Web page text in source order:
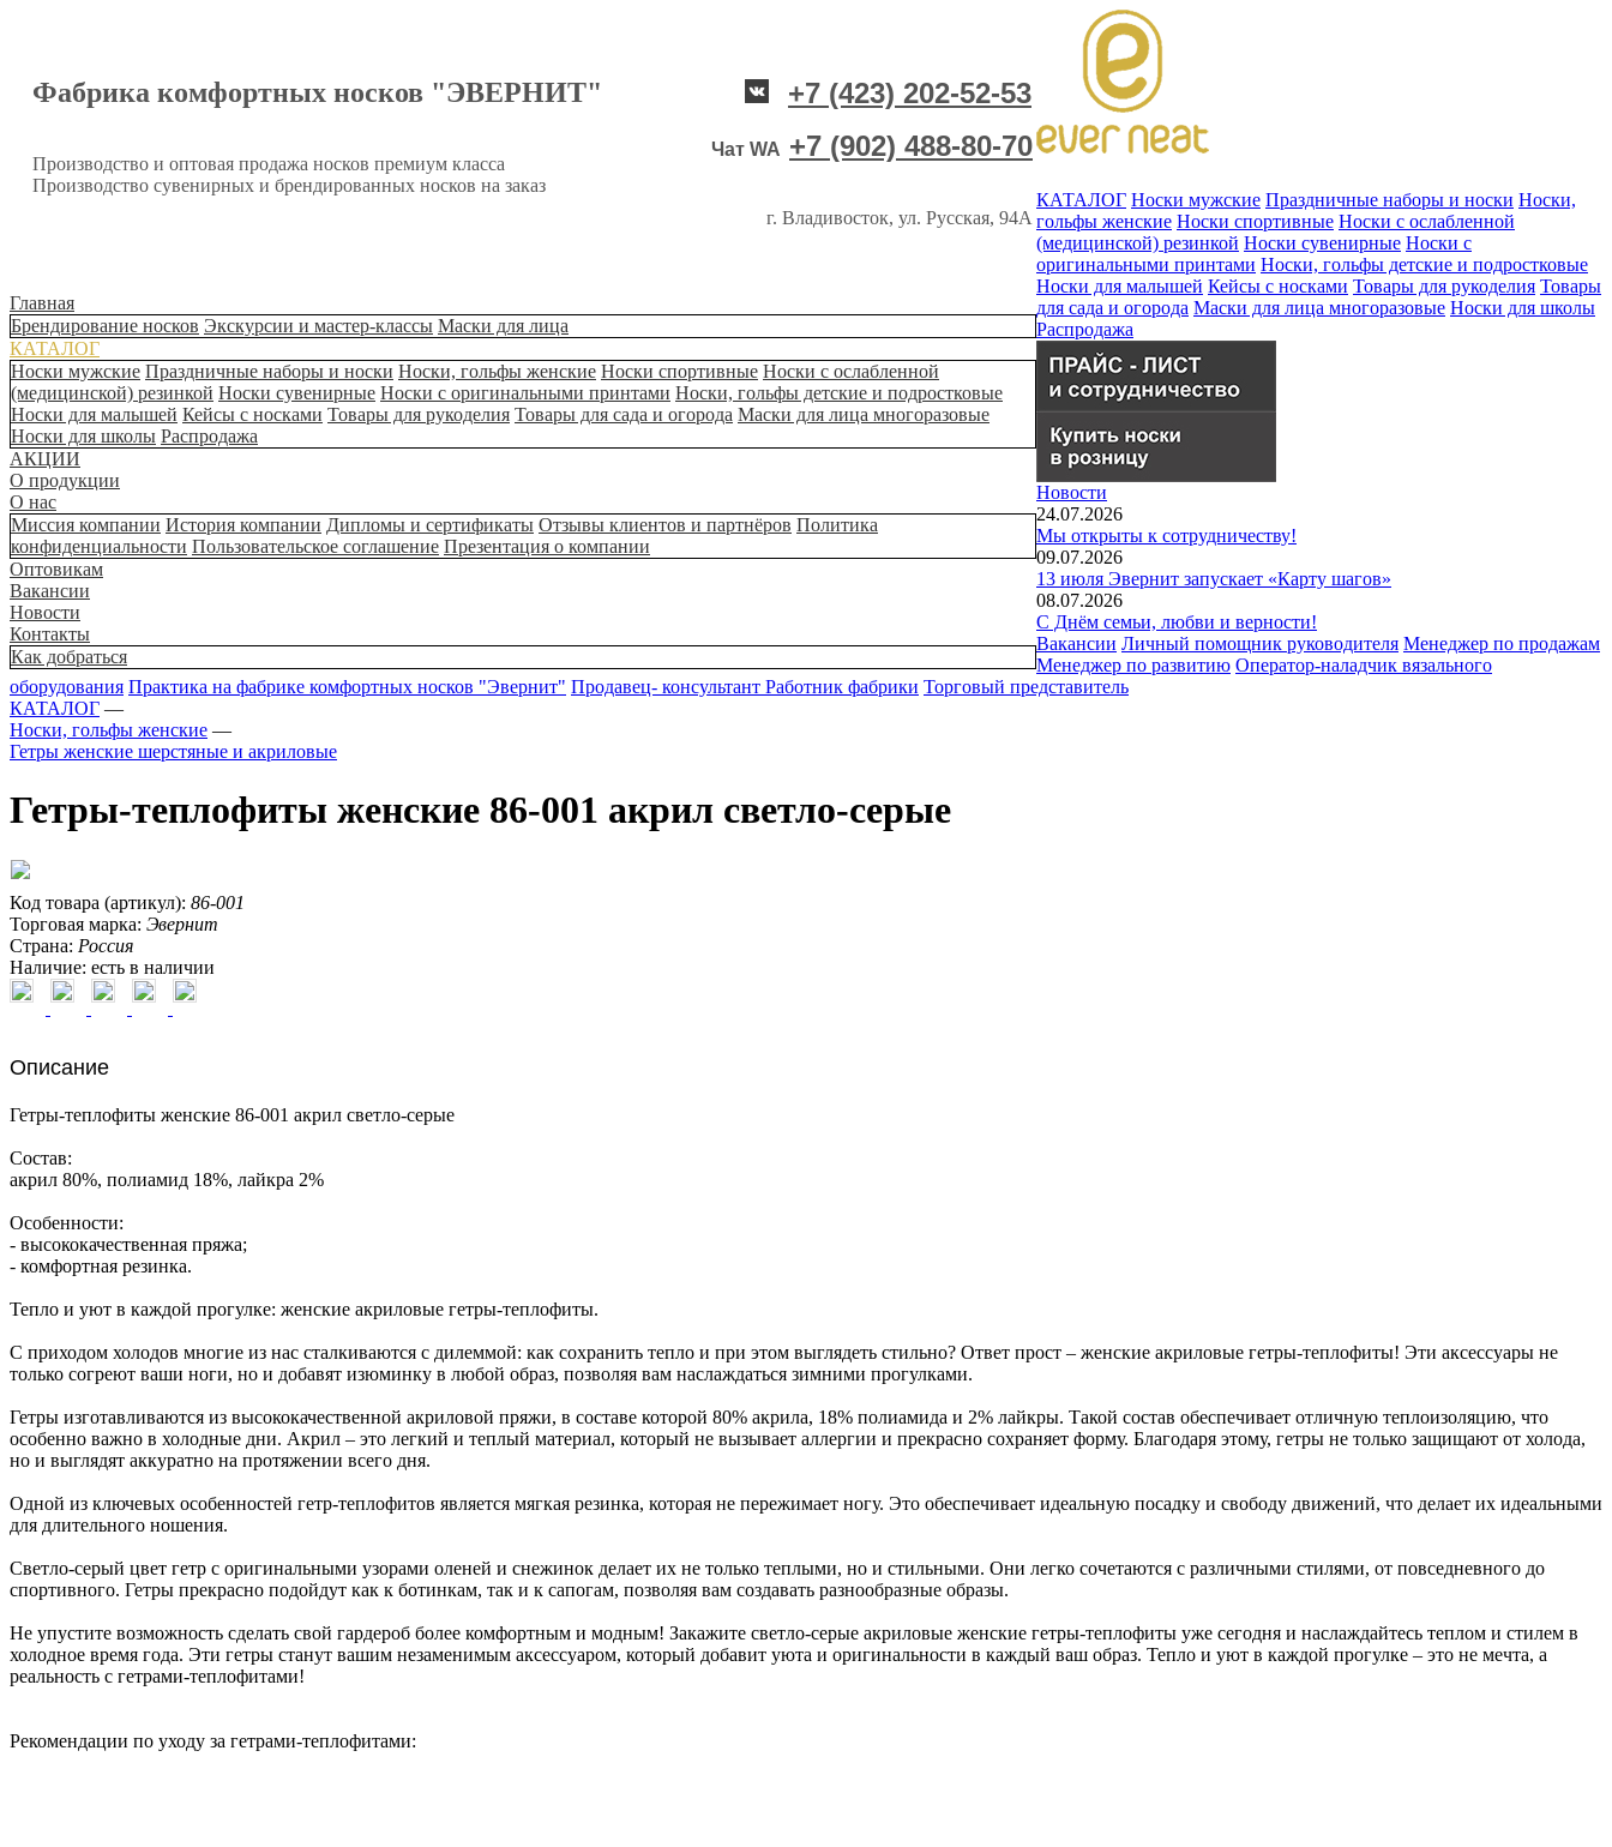
Фабрика комфортных носков "ЭВЕРНИТ"
Производство и оптовая продажа носков премиум класса
Производство сувенирных и брендированных носков на заказ
+7 (423) 202-52-53
Чат WA +7 (902) 488-80-70
г. Владивосток, ул. Русская, 94А
Главная
Брендирование носков Экскурсии и мастер-классы Маски для лица
КАТАЛОГ
Носки мужские Праздничные наборы и носки Носки, гольфы женские Носки спортивные Носки с ослабленной
(медицинской) резинкой Носки сувенирные Носки с оригинальными принтами Носки, гольфы детские и подростковые
Носки для малышей Кейсы с носками Товары для рукоделия Товары для сада и огорода Маски для лица многоразовые
Носки для школы Распродажа
АКЦИИ
О продукции
О нас
Миссия компании История компании Дипломы и сертификаты Отзывы клиентов и партнёров Политика
конфиденциальности Пользовательское соглашение Презентация о компании
Оптовикам
Вакансии
Новости
Контакты
Как добраться
КАТАЛОГ Носки мужские Праздничные наборы и носки Носки,
гольфы женские Носки спортивные Носки с ослабленной
(медицинской) резинкой Носки сувенирные Носки с
оригинальными принтами Носки, гольфы детские и подростковые
Носки для малышей Кейсы с носками Товары для рукоделия Товары
для сада и огорода Маски для лица многоразовые Носки для школы
Распродажа
Новости
24.07.2026
Мы открыты к сотрудничеству!
09.07.2026
13 июля Эвернит запускает «Карту шагов»
08.07.2026
С Днём семьи, любви и верности!
Вакансии Личный помощник руководителя Менеджер по продажам
Менеджер по развитию Оператор-наладчик вязального
оборудования Практика на фабрике комфортных носков "Эвернит" Продавец- консультант Работник фабрики Торговый представитель
КАТАЛОГ —
Носки, гольфы женские —
Гетры женские шерстяные и акриловые
Гетры-теплофиты женские 86-001 акрил светло-серые
Код товара (артикул): 86-001
Торговая марка: Эвернит
Страна: Россия
Наличие: есть в наличии
Описание
Гетры-теплофиты женские 86-001 акрил светло-серые
Состав:
акрил 80%, полиамид 18%, лайкра 2%
Особенности:
- высококачественная пряжа;
- комфортная резинка.
Тепло и уют в каждой прогулке: женские акриловые гетры-теплофиты.
С приходом холодов многие из нас сталкиваются с дилеммой: как сохранить тепло и при этом выглядеть стильно? Ответ прост – женские акриловые гетры-теплофиты! Эти аксессуары не
только согреют ваши ноги, но и добавят изюминку в любой образ, позволяя вам наслаждаться зимними прогулками.
Гетры изготавливаются из высококачественной акриловой пряжи, в составе которой 80% акрила, 18% полиамида и 2% лайкры. Такой состав обеспечивает отличную теплоизоляцию, что
особенно важно в холодные дни. Акрил – это легкий и теплый материал, который не вызывает аллергии и прекрасно сохраняет форму. Благодаря этому, гетры не только защищают от холода,
но и выглядят аккуратно на протяжении всего дня.
Одной из ключевых особенностей гетр-теплофитов является мягкая резинка, которая не пережимает ногу. Это обеспечивает идеальную посадку и свободу движений, что делает их идеальными
для длительного ношения.
Светло-серый цвет гетр с оригинальными узорами оленей и снежинок делает их не только теплыми, но и стильными. Они легко сочетаются с различными стилями, от повседневного до
спортивного. Гетры прекрасно подойдут как к ботинкам, так и к сапогам, позволяя вам создавать разнообразные образы.
Не упустите возможность сделать свой гардероб более комфортным и модным! Закажите светло-серые акриловые женские гетры-теплофиты уже сегодня и наслаждайтесь теплом и стилем в
холодное время года. Эти гетры станут вашим незаменимым аксессуаром, который добавит уюта и оригинальности в каждый ваш образ. Тепло и уют в каждой прогулке – это не мечта, а
реальность с гетрами-теплофитами!
Рекомендации по уходу за гетрами-теплофитами: